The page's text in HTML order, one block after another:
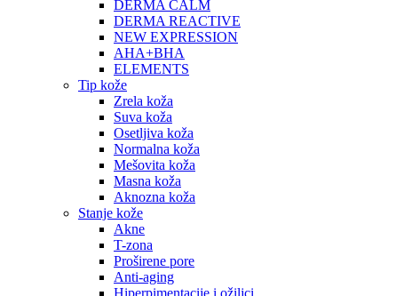
DERMA CALM
DERMA REACTIVE
NEW EXPRESSION
AHA+BHA
ELEMENTS
Tip kože
Zrela koža
Suva koža
Osetljiva koža
Normalna koža
Mešovita koža
Masna koža
Aknozna koža
Stanje kože
Akne
T-zona
Proširene pore
Anti-aging
Hiperpimentacije i ožiljci